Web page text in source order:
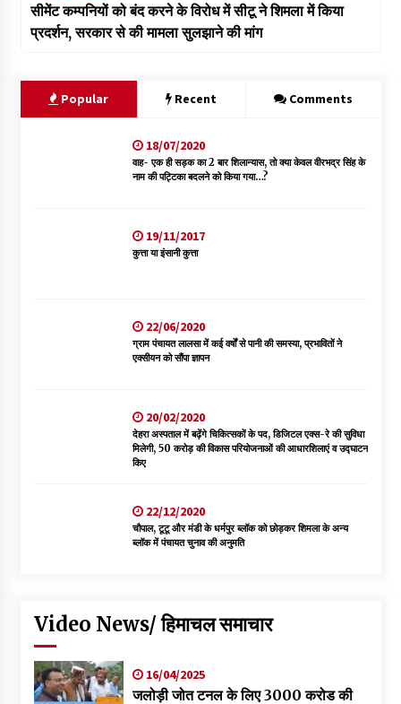
सीमेंट कम्पनियों को बंद करने के विरोध में सीटू ने शिमला में किया
प्रदर्शन, सरकार से की मामला सुलझाने की मांग
Popular Recent Comments
18/07/2020
वाह- एक ही सड़क का 2 बार शिलान्यास, तो क्या केवल वीरभद्र सिंह के
नाम की पट्टिका बदलने को किया गया…?
19/11/2017
कुत्ता या इंसानी कुत्ता
22/06/2020
ग्राम पंचायत लालसा में कई वर्षों से पानी की समस्या, प्रभावितों ने
एक्सीयन को सौंपा ज्ञापन
20/02/2020
देहरा अस्पताल में बढ़ेंगे चिकित्सकों के पद, डिजिटल एक्स-रे की सुविधा
मिलेगी, 50 करोड़ की विकास परियोजनाओं की आधारशिलाएं व उद्घाटन
किए
22/12/2020
चौपाल, टूटू और मंडी के धर्मपुर ब्लॉक को छोड़कर शिमला के अन्य
ब्लॉक में पंचायत चुनाव की अनुमति
Video News/ हिमाचल समाचार
16/04/2025
जलोड़ी जोत टनल के लिए 3000 करोड की